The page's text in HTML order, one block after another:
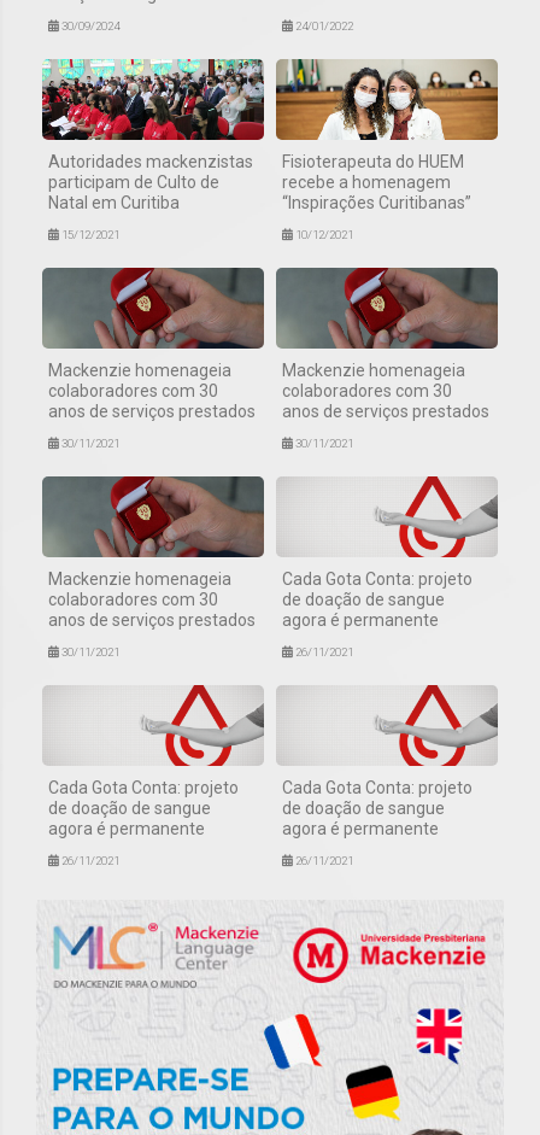
30/09/2024 24/01/2022
Autoridades mackenzistas
participam de Culto de
Natal em Curitiba
15/12/2021
Fisioterapeuta do HUEM
recebe a homenagem
“Inspirações Curitibanas”
10/12/2021
Mackenzie homenageia
colaboradores com 30
anos de serviços prestados
30/11/2021
Mackenzie homenageia
colaboradores com 30
anos de serviços prestados
30/11/2021
Mackenzie homenageia
colaboradores com 30
anos de serviços prestados
30/11/2021
Cada Gota Conta: projeto
de doação de sangue
agora é permanente
26/11/2021
Cada Gota Conta: projeto
de doação de sangue
agora é permanente
26/11/2021
Cada Gota Conta: projeto
de doação de sangue
agora é permanente
26/11/2021